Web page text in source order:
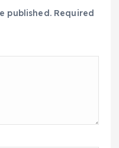
published. Required